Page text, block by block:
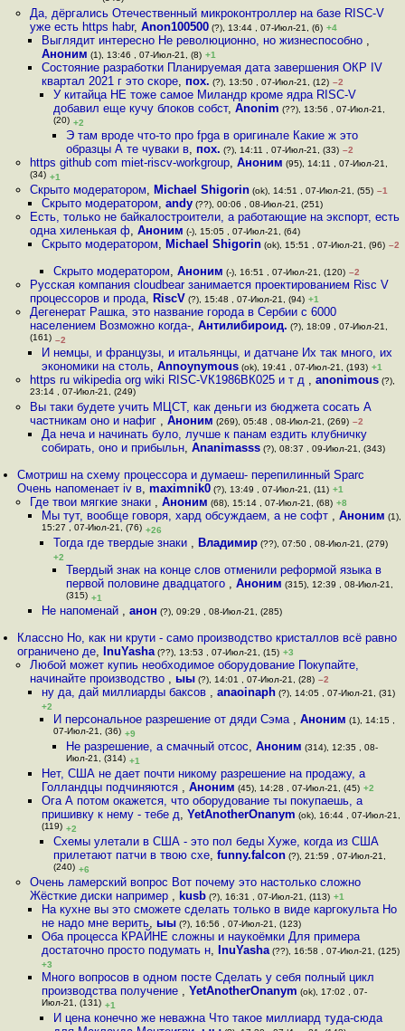
Да, дёргались Отечественный микроконтроллер на базе RISC-V
уже есть https habr, Anon100500(?), 13:44 , 07-Июл-21, (6) +4
Выглядит интересно Не революционно, но жизнеспособно ,
Аноним (1), 13:46 , 07-Июл-21, (8) +1
Состояние разработки Планируемая дата завершения ОКР IV
квартал 2021 г это скоре, пох. (?), 13:50 , 07-Июл-21, (12) –2
У китайца НЕ тоже самое Миландр кроме ядра RISC-V
добавил еще кучу блоков собст,Anonim (??), 13:56 , 07-Июл-21,
(20) +2
Э там вроде что-то про fpga в оригинале Какие ж это
образцы А те чуваки в, пох. (?), 14:11 , 07-Июл-21, (33) –2
https github com miet-riscv-workgroup, Аноним (95), 14:11 , 07-Июл-21,
(34) +1
Скрыто модератором, Michael Shigorin(ok), 14:51 , 07-Июл-21, (55) –1
Скрыто модератором, andy(??), 00:06 , 08-Июл-21, (251)
Есть, только не байкалостроители, а работающие на экспорт, есть
одна хиленькая ф, Аноним (-), 15:05 , 07-Июл-21, (64)
Скрыто модератором, Michael Shigorin(ok), 15:51 , 07-Июл-21, (96) –2
Скрыто модератором,Аноним (-), 16:51 , 07-Июл-21, (120) –2
Русская компания cloudbear занимается проектированием Risc V
процессоров и прода, RiscV (?), 15:48 , 07-Июл-21, (94) +1
Дегенерат Рашка, это название города в Сербии с 6000
населением Возможно когда-, Антилибироид. (?), 18:09 , 07-Июл-21,
(161) –2
И немцы, и французы, и итальянцы, и датчане Их так много, их
экономики на столь, Annoynymous(ok), 19:41 , 07-Июл-21, (193) +1
https ru wikipedia org wiki RISC-VК1986ВК025 и т д , anonimous(?),
23:14 , 07-Июл-21, (249)
Вы таки будете учить МЦСТ, как деньги из бюджета сосать А
частникам оно и нафиг , Аноним (269), 05:48 , 08-Июл-21, (269) –2
Да неча и начинать було, лучше к панам ездить клубничку
собирать, оно и прибыльн, Ananimasss(?), 08:37 , 09-Июл-21, (343)
Смотриш на схему процессора и думаеш- перепилинный Sparc
Очень напоменает iv в,maximnik0 (?), 13:49 , 07-Июл-21, (11) +1
Где твои мягкие знаки , Аноним (68), 15:14 , 07-Июл-21, (68) +8
Мы тут, вообще говоря, хард обсуждаем, а не софт , Аноним (1),
15:27 , 07-Июл-21, (76) +26
Тогда где твердые знаки , Владимир (??), 07:50 , 08-Июл-21, (279)
+2
Твердый знак на конце слов отменили реформой языка в
первой половине двадцатого , Аноним (315), 12:39 , 08-Июл-21,
(315) +1
Не напоменай , анон (?), 09:29 , 08-Июл-21, (285)
Классно Но, как ни крути - само производство кристаллов всё равно
ограничено де, InuYasha (??), 13:53 , 07-Июл-21, (15) +3
Любой может купиь необходимое оборудование Покупайте,
начинайте производство , ыы(?), 14:01 , 07-Июл-21, (28) –2
ну да, дай миллиарды баксов , anaoinaph(?), 14:05 , 07-Июл-21, (31)
+2
И персональное разрешение от дяди Сэма ,Аноним (1), 14:15 ,
07-Июл-21, (36) +9
Не разрешение, а смачный отсос, Аноним (314), 12:35 , 08-
Июл-21, (314) +1
Нет, США не дает почти никому разрешение на продажу, а
Голландцы подчиняются , Аноним (45), 14:28 , 07-Июл-21, (45) +2
Ога А потом окажется, что оборудование ты покупаешь, а
пришивку к нему - тебе д, YetAnotherOnanym (ok), 16:44 , 07-Июл-21,
(119) +2
Схемы улетали в США - это пол беды Хуже, когда из США
прилетают патчи в твою схе,funny.falcon (?), 21:59 , 07-Июл-21,
(240) +6
Очень ламерский вопрос Вот почему это настолько сложно
Жёсткие диски например , kusb(?), 16:31 , 07-Июл-21, (113) +1
На кухне вы это сможете сделать только в виде каргокульта Но
не надо мне верить, ыы(?), 16:56 , 07-Июл-21, (123)
Оба процесса КРАЙНЕ сложны и наукоёмки Для примера
достаточно просто подумать н, InuYasha(??), 16:58 , 07-Июл-21, (125)
+3
Много вопросов в одном посте Сделать у себя полный цикл
производства получение , YetAnotherOnanym (ok), 17:02 , 07-
Июл-21, (131) +1
И цена конечно же неважна Что такое миллиард туда-сюда